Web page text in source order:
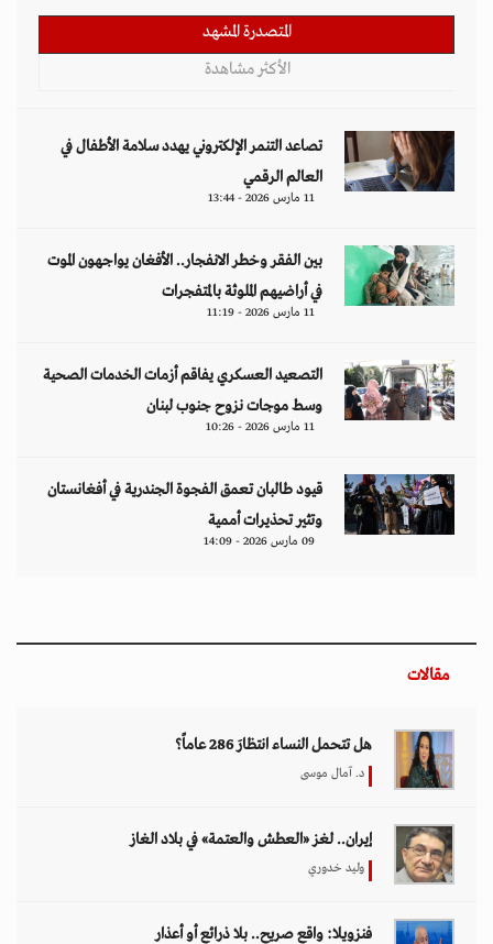
المتصدرة المشهد
الأكثر مشاهدة
تصاعد التنمر الإلكتروني يهدد سلامة الأطفال في
العالم الرقمي
11 مارس 2026 - 13:44
بين الفقر وخطر الانفجار.. الأفغان يواجهون الموت
في أراضيهم الملوثة بالمتفجرات
11 مارس 2026 - 11:19
التصعيد العسكري يفاقم أزمات الخدمات الصحية
وسط موجات نزوح جنوب لبنان
11 مارس 2026 - 10:26
قيود طالبان تعمق الفجوة الجندرية في أفغانستان
وتثير تحذيرات أممية
09 مارس 2026 - 14:09
مقالات
هل تتحمل النساء انتظارَ 286 عاماً؟
د. آمال موسى
إيران.. لغز «العطش والعتمة» في بلاد الغاز
وليد خدوري
فنزويلا: واقع صريح.. بلا ذرائع أو أعذار